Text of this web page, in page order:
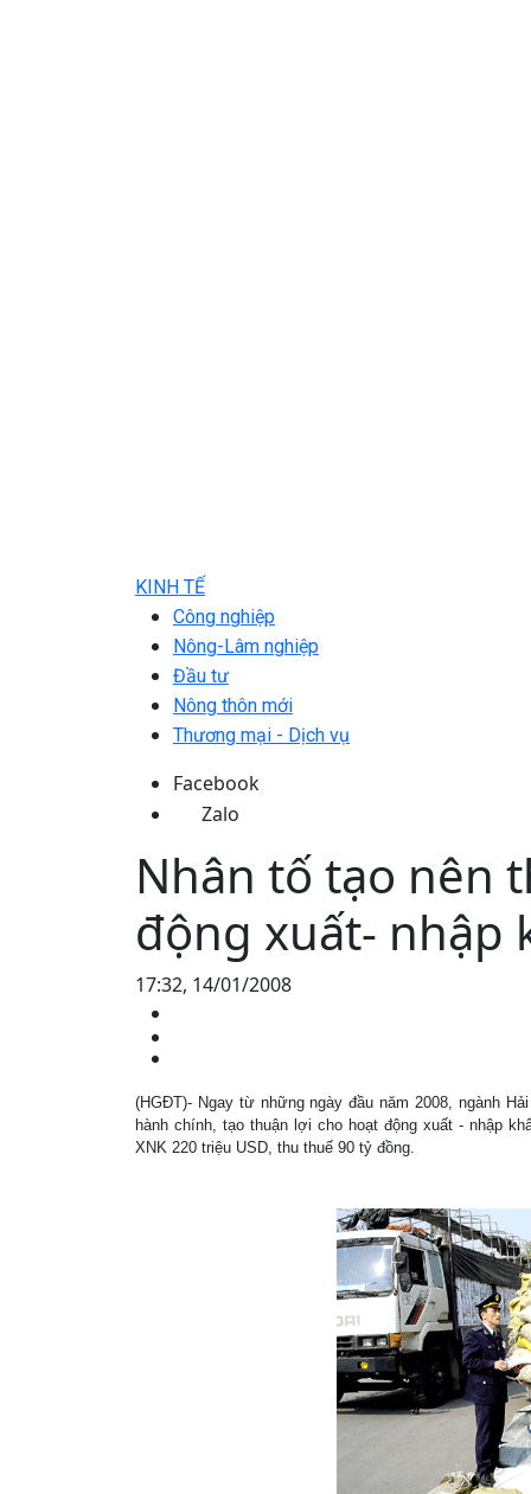
KINH TẾ
Công nghiệp
Nông-Lâm nghiệp
Đầu tư
Nông thôn mới
Thương mại - Dịch vụ
Facebook
Zalo
Nhân tố tạo nên
động xuất- nhập
17:32, 14/01/2008
(HGĐT)- Ngay từ những ngày đầu năm 2008, ngành
hành chính, tạo thuận lợi cho hoạt động xuất - nhập
XNK 220 triệu USD, thu thuế 90 tỷ đồng.